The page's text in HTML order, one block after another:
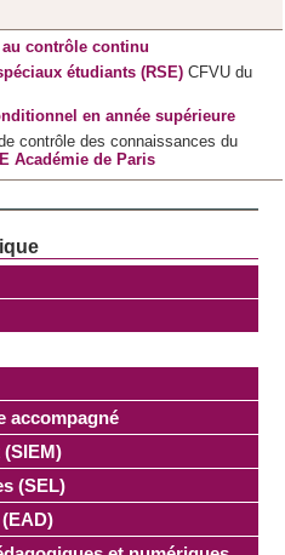
accompagné
(SEL)
contrôle continu
étudiants (RSE) CFVU du
en année supérieure
contrôle des connaissances du
Académie de Paris